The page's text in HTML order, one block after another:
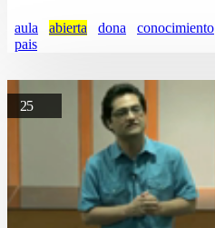
aula abierta dona conocimiento
pais
25